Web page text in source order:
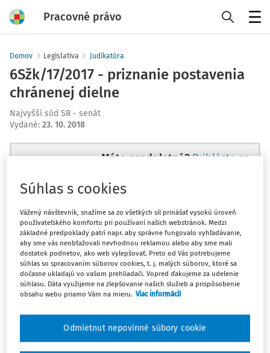
Pracovné právo
Domov Legislatíva Judikatúra
6Sžk/17/2017 - priznanie postavenia
chránenej dielne
Najvyšší súd SR - senát
Vydané: 23. 10. 2018
Máte predplatné? Prihláste sa
Tento dokument je len pre
predplatiteľov VIP.
Odomknite si prístup zakúpením
predplatného.
Vďaka tomu získate aj:
Súhlas s cookies
Vážený návštevník, snažíme sa zo všetkých síl prinášať vysokú úroveň
používateľského komfortu pri používaní našich webstránok. Medzi
základné predpoklady patrí napr. aby správne fungovalo vyhľadávanie,
aby sme vás neobťažovali nevhodnou reklamou alebo aby sme mali
dostatok podnetov, ako web vylepšovať. Preto od Vás potrebujeme
súhlas so spracovaním súborov cookies, t. j. malých súborov, ktoré sa
dočasne ukladajú vo vašom prehliadači. Vopred ďakujeme za udelenie
súhlasu. Dáta využijeme na zlepšovanie našich služieb a prispôsobenie
obsahu webu priamo Vám na mieru. Viac informácií
Odmietnut nepovinné súbory cookie